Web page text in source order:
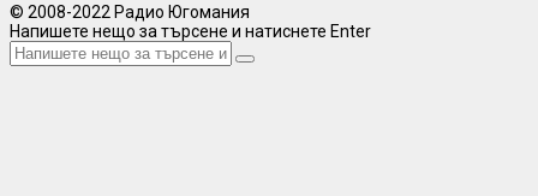
© 2008-2022 Радио Югомания
Напишете нещо за търсене и натиснете Enter